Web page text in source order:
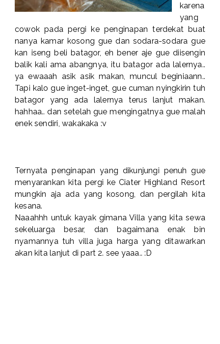
karena
yang
cowok pada pergi ke penginapan terdekat buat
nanya kamar kosong gue dan sodara-sodara gue
kan iseng beli batagor, eh bener aje gue diisengin
balik kali ama abangnya, itu batagor ada lalernya..
ya ewaaah asik asik makan, muncul beginiaann..
Tapi kalo gue inget-inget, gue cuman nyingkirin tuh
batagor yang ada lalernya terus lanjut makan.
hahhaa.. dan setelah gue mengingatnya gue malah
enek sendiri, wakakaka :v
Ternyata penginapan yang dikunjungi penuh gue
menyarankan kita pergi ke Ciater Highland Resort
mungkin aja ada yang kosong, dan pergilah kita
kesana.
Naaahhh untuk kayak gimana Villa yang kita sewa
sekeluarga besar, dan bagaimana enak bin
nyamannya tuh villa juga harga yang ditawarkan
akan kita lanjut di part 2. see yaaa.. :D